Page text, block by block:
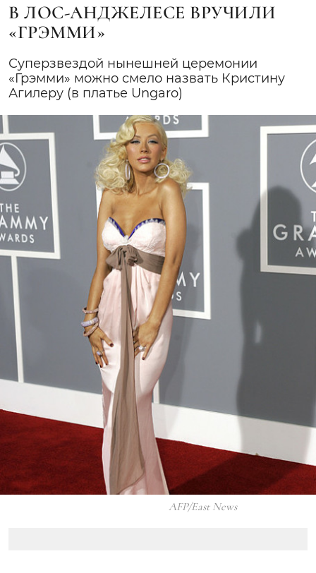
В ЛОС-АНДЖЕЛЕСЕ ВРУЧИЛИ
«ГРЭММИ»
Суперзвездой нынешней церемонии
«Грэмми» можно смело назвать Кристину
Агилеру (в платье Ungaro)
AFP/East News